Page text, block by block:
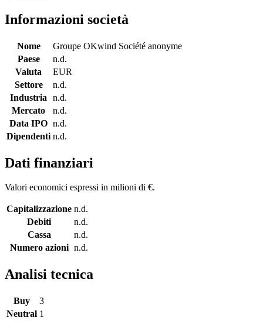
Informazioni società
Nome
Groupe OKwind Société anonyme
Paese
n.d.
Valuta
EUR
Settore
n.d.
Industria
n.d.
Mercato
n.d.
Data IPO n.d.
Dipendenti n.d.
Dati finanziari
Valori economici espressi in milioni di €.
Capitalizzazione n.d.
Debiti
n.d.
Cassa
n.d.
Numero azioni n.d.
Analisi tecnica
Buy
3
Neutral 1